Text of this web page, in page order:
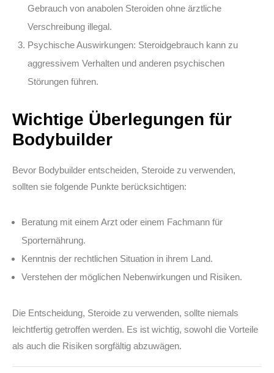
Gebrauch von anabolen Steroiden ohne ärztliche
Verschreibung illegal.
Psychische Auswirkungen: Steroidgebrauch kann zu
aggressivem Verhalten und anderen psychischen
Störungen führen.
Wichtige Überlegungen für
Bodybuilder
Bevor Bodybuilder entscheiden, Steroide zu verwenden,
sollten sie folgende Punkte berücksichtigen:
Beratung mit einem Arzt oder einem Fachmann für
Sporternährung.
Kenntnis der rechtlichen Situation in ihrem Land.
Verstehen der möglichen Nebenwirkungen und Risiken.
Die Entscheidung, Steroide zu verwenden, sollte niemals
leichtfertig getroffen werden. Es ist wichtig, sowohl die Vorteile
als auch die Risiken sorgfältig abzuwägen.